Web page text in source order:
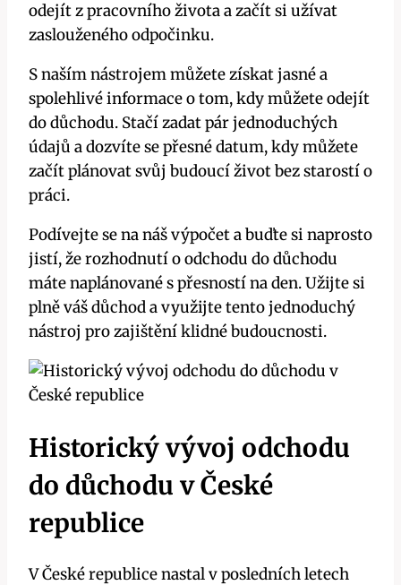
odejít z pracovního života a začít si užívat
zaslouženého odpočinku.
S naším nástrojem můžete získat jasné a
spolehlivé informace o tom, kdy můžete odejít
do důchodu. Stačí zadat pár jednoduchých
údajů a dozvíte se přesné datum, kdy můžete
začít plánovat svůj budoucí život bez starostí o
práci.
Podívejte se na náš výpočet a buďte si naprosto
jistí, že rozhodnutí o odchodu do důchodu
máte naplánované s přesností na den. Užijte si
plně váš důchod a využijte tento jednoduchý
nástroj pro zajištění klidné budoucnosti.
Historický vývoj odchodu
do důchodu v České
republice
V České republice nastal v posledních letech